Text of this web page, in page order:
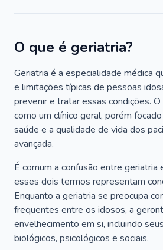
O que é geriatria?
Geriatria é a especialidade médica
e limitações típicas de pessoas
prevenir e tratar essas condições.
como um clínico geral, porém
saúde e a qualidade de vida dos
avançada.
É comum a confusão entre geriatria
esses dois termos representam
Enquanto a geriatria se preocupa
frequentes entre os idosos, a
envelhecimento em si, incluindo
biológicos, psicológicos e sociais.